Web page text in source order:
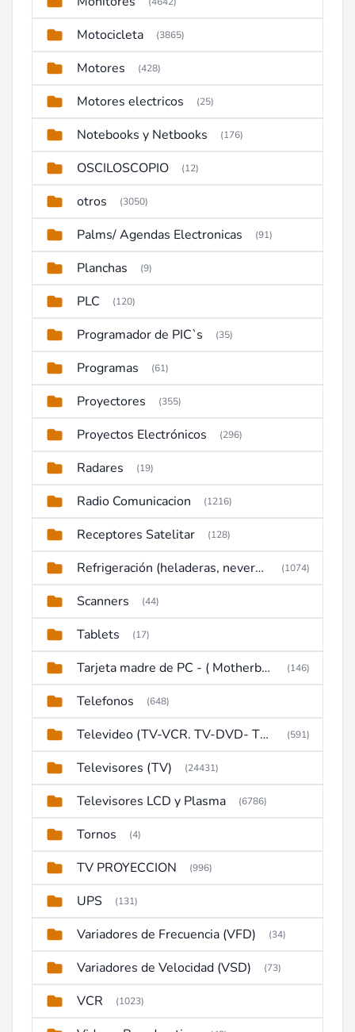
Motocicleta (3865)
Motores (428)
Motores electricos (25)
Notebooks y Netbooks (176)
OSCILOSCOPIO (12)
otros (3050)
Palms/ Agendas Electronicas (91)
Planchas (9)
PLC (120)
Programador de PIC`s (35)
Programas (61)
Proyectores (355)
Proyectos Electrónicos (296)
Radares (19)
Radio Comunicacion (1216)
Receptores Satelitar (128)
Refrigeración (heladeras, neveras, congeladores) (1074)
Scanners (44)
Tablets (17)
Tarjeta madre de PC - ( Motherboard ) (146)
Telefonos (648)
Televideo (TV-VCR. TV-DVD- TV-DVD-VCR) (591)
Televisores (TV) (24431)
Televisores LCD y Plasma (6786)
Tornos (4)
TV PROYECCION (996)
UPS (131)
Variadores de Frecuencia (VFD) (34)
Variadores de Velocidad (VSD) (73)
VCR (1023)